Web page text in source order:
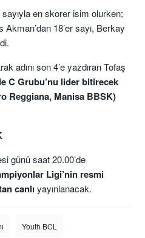
en skorer isim olurken;
18’er sayı, Berkay
adını son 4’e yazdıran Tofaş
C Grubu’nu lider bitirecek
Reggiana, Manisa BBSK)
günü saat 20.00’de
Ligi’nin resmi
canlı yayınlanacak.
Youth BCL